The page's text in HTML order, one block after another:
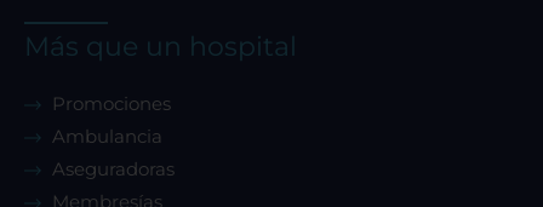
Más que un hospital
Promociones
Ambulancia
Aseguradoras
Membresías
Rechazar todas
Confirmar mis preferencias